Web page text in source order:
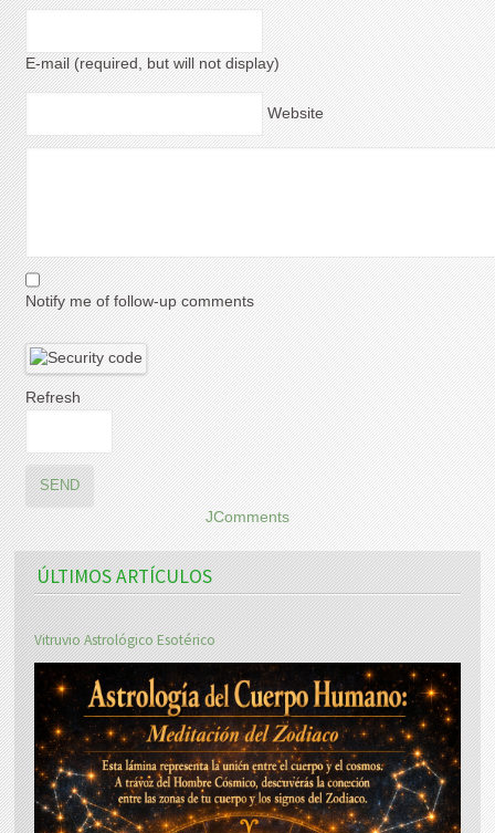
E-mail (required, but will not display)
Website
Notify me of follow-up comments
Refresh
SEND
JComments
ÚLTIMOS ARTÍCULOS
Vitruvio Astrológico Esotérico